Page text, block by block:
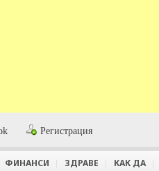
Регистрация
ФИНАНСИ ЗДРАВЕ КАК ДА